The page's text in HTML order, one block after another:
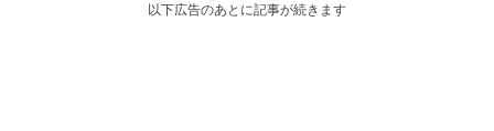
以下広告のあとに記事が続きます